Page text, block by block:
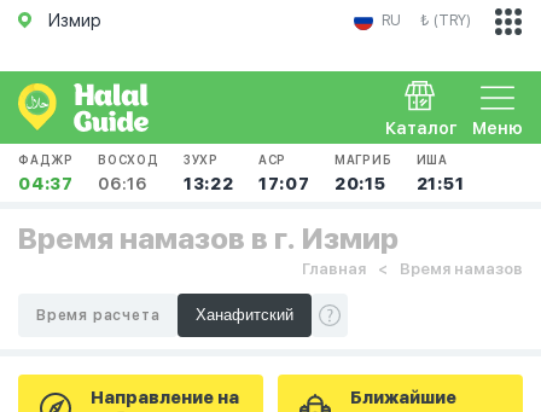
Измир RU ₺ (TRY)
Меню
Каталог
ФАДЖР
04:37
ВОСХОД
06:16
ЗУХР
13:22
АСР
17:07
МАГРИБ
20:15
ИША
21:51
Время намазов в г. Измир
Главная Время намазов
Время расчета
Направление на
Ближайшие